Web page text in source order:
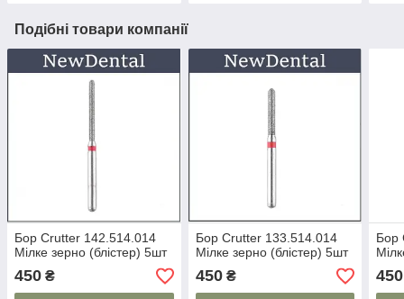
Подібні товари компанії
Бор Crutter 142.514.014
Мілке зерно (блістер) 5шт
450 ₴
Бор Crutter 133.514.014
Мілке зерно (блістер) 5шт
450₴
Бор
450